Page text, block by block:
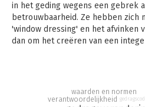
in het geding wegens een gebrek
betrouwbaarheid. Ze hebben zich
'window dressing' en het afvinken
dan om het creëren van een
en komen we steeds verder te
verantwoordelijkheid
waarden en normen